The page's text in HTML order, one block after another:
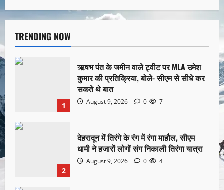
TRENDING NOW
1
ऋषभ पंत के जमीन वाले ट्वीट पर MLA उमेश
कुमार की प्रतिक्रिया, बोले- सीएम से सीधे कर
सकते थे बात
August 9, 2026 0 7
2
देहरादून में तिरंगे के रंग में रंगा माहौल, सीएम
धामी ने हजारों लोगों संग निकाली तिरंगा यात्रा
August 9, 2026 0 4